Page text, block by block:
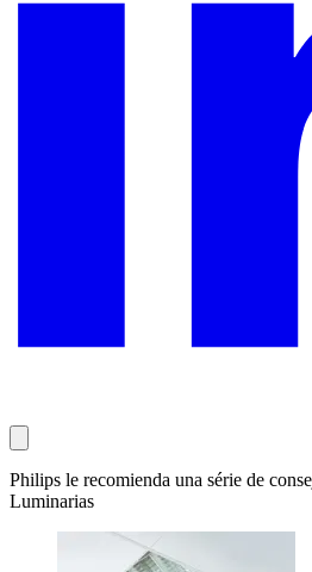
Philips le recomienda una série de
Luminarias